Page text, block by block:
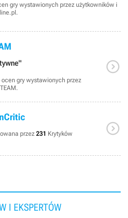
gry wystawionych przez użytkowników i
ocen gry wystawionych przez

przez 231 Krytyków

I EKSPERTÓW